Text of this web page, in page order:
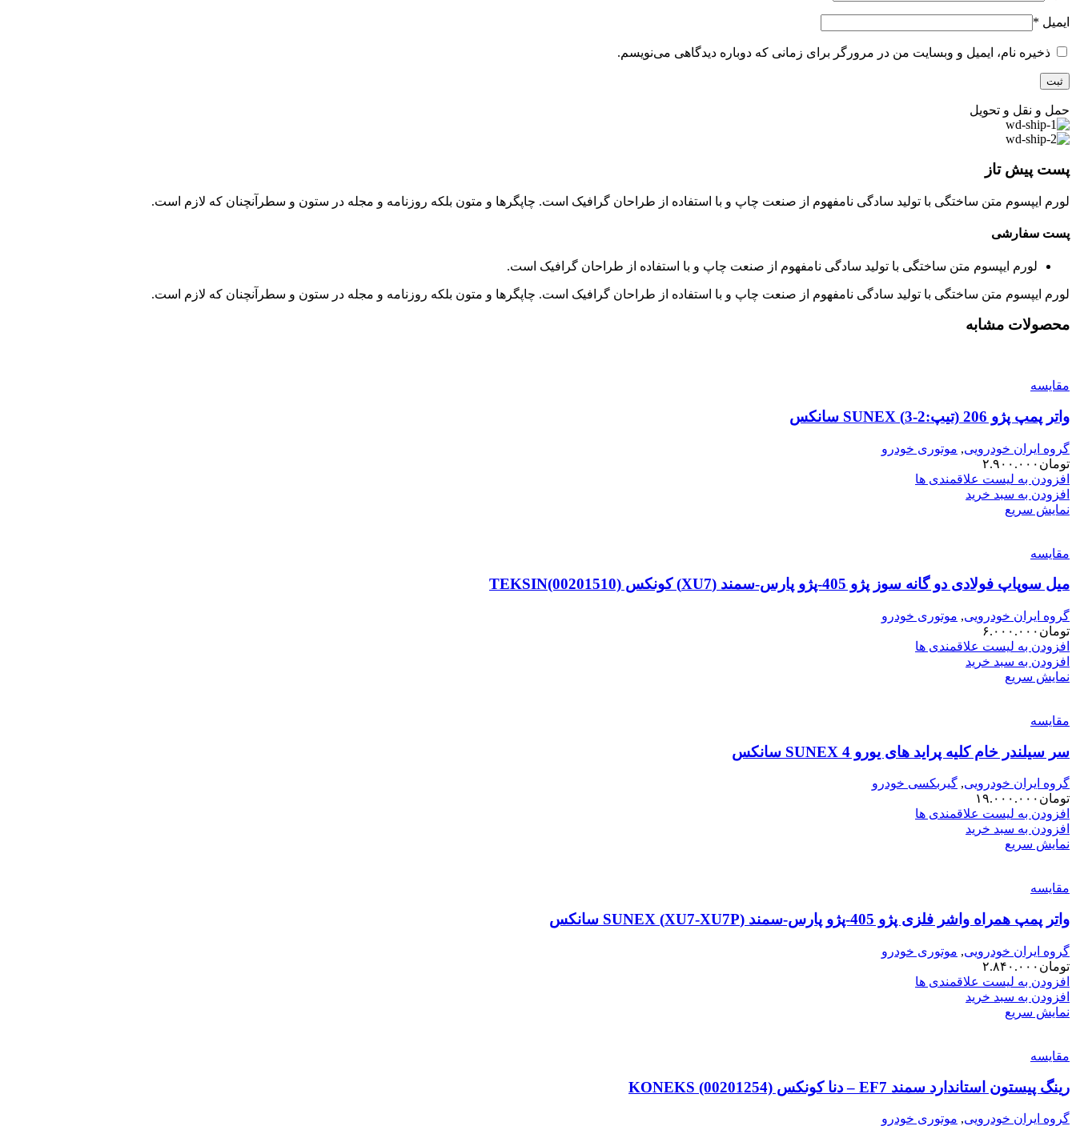
ایمیل *
ذخیره نام، ایمیل و وبسایت من در مرورگر برای زمانی که دوباره دیدگاهی می‌نویسم.
حمل و نقل و تحویل
پست پیش تاز
لورم ایپسوم متن ساختگی با تولید سادگی نامفهوم از صنعت چاپ و با استفاده از طراحان گرافیک است. چاپگرها و متون بلکه روزنامه و مجله در ستون و سطرآنچنان که لازم است.
پست سفارشی
لورم ایپسوم متن ساختگی با تولید سادگی نامفهوم از صنعت چاپ و با استفاده از طراحان گرافیک است.
لورم ایپسوم متن ساختگی با تولید سادگی نامفهوم از صنعت چاپ و با استفاده از طراحان گرافیک است. چاپگرها و متون بلکه روزنامه و مجله در ستون و سطرآنچنان که لازم است.
محصولات مشابه
مقایسه
واتر پمپ پژو 206 (تیپ:2-3) SUNEX سانکس
گروه ایران خودرویی, موتوری خودرو
تومان ۲.۹۰۰.۰۰۰
افزودن به لیست علاقمندی ها
افزودن به سبد خرید
نمایش سریع
مقایسه
میل سوپاپ فولادی دو گانه سوز پژو 405-پژو پارس-سمند (XU7) کونکس TEKSIN(00201510)
گروه ایران خودرویی, موتوری خودرو
تومان ۶.۰۰۰.۰۰۰
افزودن به لیست علاقمندی ها
افزودن به سبد خرید
نمایش سریع
مقایسه
سر سیلندر خام کلیه پراید های یورو 4 SUNEX سانکس
گروه ایران خودرویی, گیربکسی خودرو
تومان ۱۹.۰۰۰.۰۰۰
افزودن به لیست علاقمندی ها
افزودن به سبد خرید
نمایش سریع
مقایسه
واتر پمپ همراه واشر فلزی پژو 405-پژو پارس-سمند (XU7-XU7P) SUNEX سانکس
گروه ایران خودرویی, موتوری خودرو
تومان ۲.۸۴۰.۰۰۰
افزودن به لیست علاقمندی ها
افزودن به سبد خرید
نمایش سریع
مقایسه
رینگ پیستون استاندارد سمند EF7 – دنا کونکس KONEKS (00201254)
گروه ایران خودرویی, موتوری خودرو